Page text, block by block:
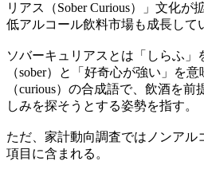
リアス（Sober Curious）」文化が
低アルコール飲料市場も成長して
ソバーキュリアスとは「しらふ」
（sober）と「好奇心が強い」を
（curious）の合成語で、飲酒を
しみを探そうとする姿勢を指す。
ただ、家計動向調査ではノンアル
項目に含まれる。